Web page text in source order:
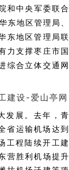
和中央军委联合
地区管理局、
东地区管理局联
力支撑枣庄市国
综合立体交通网
展。 去年，青
省运输机场达到
工程陆续开工建
营胜利机场提升